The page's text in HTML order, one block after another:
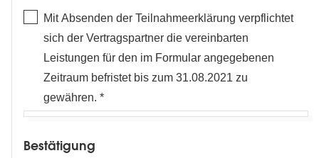
Mit Absenden der Teilnahmeerklärung verpflichtet
sich der Vertragspartner die vereinbarten
Leistungen für den im Formular angegebenen
Zeitraum befristet bis zum 31.08.2021 zu
gewähren.
Bestätigung
Bestätigung